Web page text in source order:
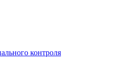
контроля